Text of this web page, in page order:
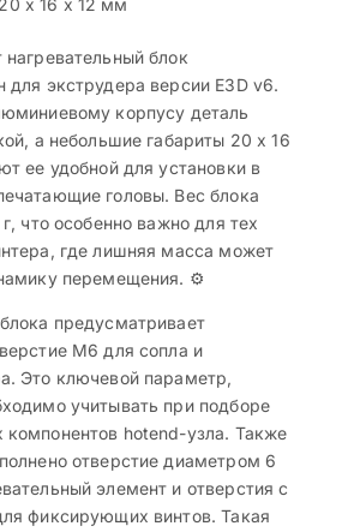
х 16 х 12 мм
нагревательный блок
для экструдера версии E3D v6.
корпусу деталь
а небольшие габариты 20 х 16
ее удобной для установки в
головы. Вес блока
что особенно важно для тех
где лишняя масса может
перемещения. ⚙️
предусматривает
M6 для сопла и
Это ключевой параметр,
учитывать при подборе
hotend-узла. Также
отверстие диаметром 6
элемент и отверстия с
фиксирующих винтов. Такая